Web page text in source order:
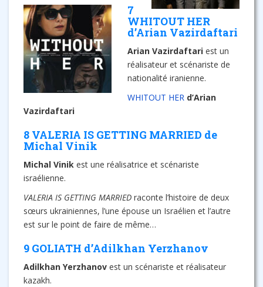
7
WHITOUT HER
d’Arian Vazirdaftari
Arian Vazirdaftari est un
réalisateur et scénariste de
nationalité iranienne.
WHITOUT HER d’Arian
Vazirdaftari
8 VALERIA IS GETTING MARRIED de
Michal Vinik
Michal Vinik est une réalisatrice et scénariste
israélienne.
VALERIA IS GETTING MARRIED raconte l’histoire de deux
sœurs ukrainiennes, l’une épouse un Israélien et l’autre
est sur le point de faire de même…
9 GOLIATH d’Adilkhan Yerzhanov
Adilkhan Yerzhanov est un scénariste et réalisateur
kazakh.